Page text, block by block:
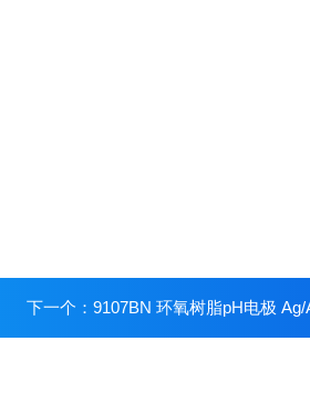
下一个： 9107BN 环氧树脂pH电极 Ag/